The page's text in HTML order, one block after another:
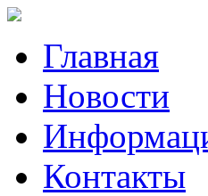
Главная
Новости
Контакты